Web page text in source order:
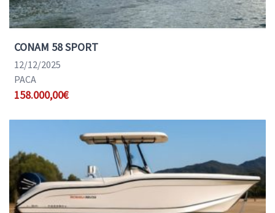
CONAM 58 SPORT
12/12/2025
PACA
158.000,00€